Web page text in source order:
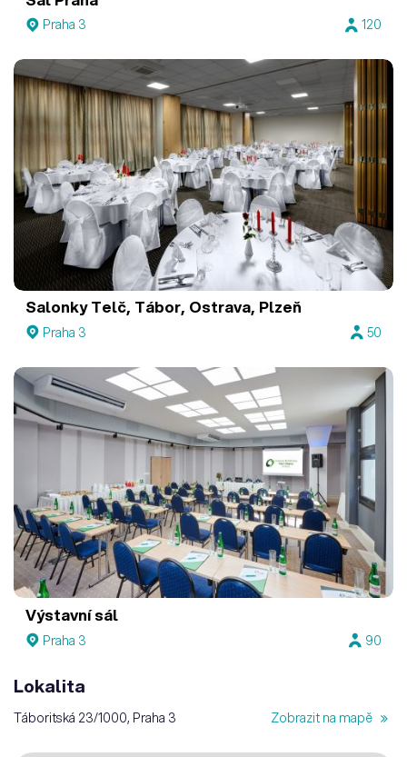
Praha 3 120
Salonky Telč, Tábor, Ostrava, Plzeň
Praha 3 50
Výstavní sál
Praha 3 90
Lokalita
Táboritská 23/1000, Praha 3 Zobrazit na mapě